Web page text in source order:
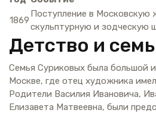
1869
Поступление в Московскую
скульптурную и зодческую
Детство и
Семья Суриковых была большой
Москве, где отец художника
Родители Василия Ивановича,
Елизавета Матвеевна, были